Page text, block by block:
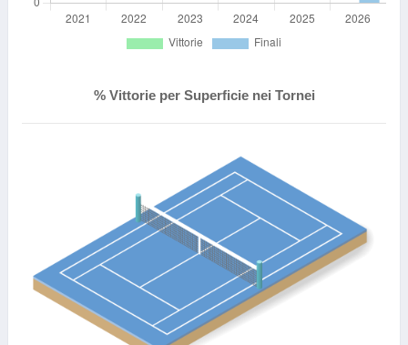
% Vittorie per Superficie nei Tornei